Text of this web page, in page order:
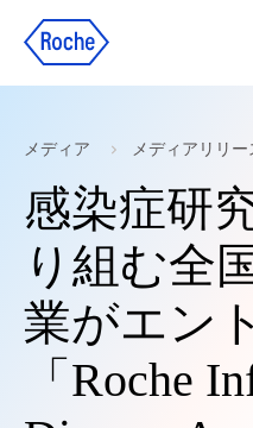
メディア メディアリリー
感染症研
り組む全
業がエン
「Roche